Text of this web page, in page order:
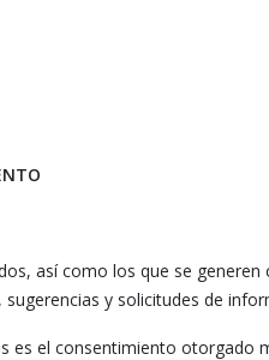
así como los que se
y solicitudes de
es el consentimiento otorgado